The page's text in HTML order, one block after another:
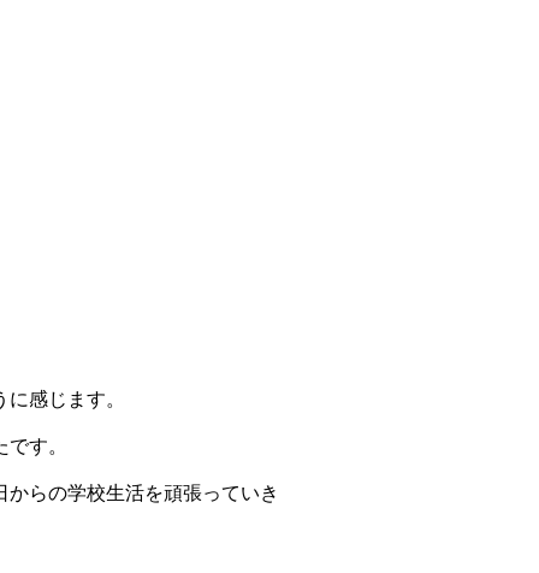
感じます。
す。
らの学校生活を頑張っていき